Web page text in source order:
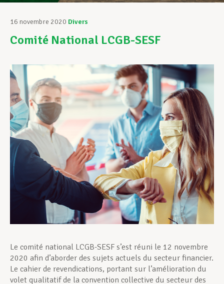
Assistance au Travail
Vos droits
Assistance en vie privée
Développement professionnel
Devenir Membre
Actualités
16 novembre 2020 Divers
Comité National LCGB-SESF
Le comité national LCGB-SESF s’est réuni le 12 novembre
2020 afin d’aborder des sujets actuels du secteur financier.
Le cahier de revendications, portant sur l’amélioration du
volet qualitatif de la convention collective du secteur des